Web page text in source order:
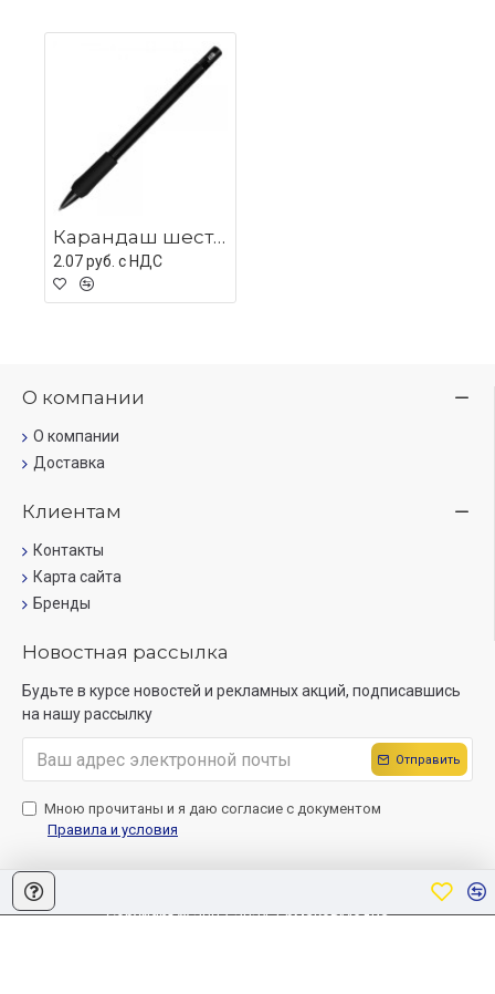
Карандаш шестигранный Hexagon Soft Grip, пластик, черный, твердость HB
2.07 руб. c НДС
О компании
О компании
Доставка
Клиентам
Контакты
Карта сайта
Бренды
Новостная рассылка
Будьте в курсе новостей и рекламных акций, подписавшись
на нашу рассылку
Отправить
Мною прочитаны и я даю согласие с документом
Правила и условия
Copyright © 2007-2024, ЕрмаковМедиа